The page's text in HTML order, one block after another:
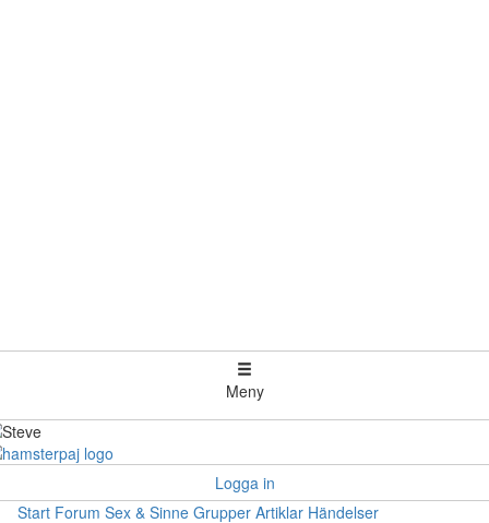
Meny
Logga in
Start Forum Sex & Sinne Grupper Artiklar Händelser